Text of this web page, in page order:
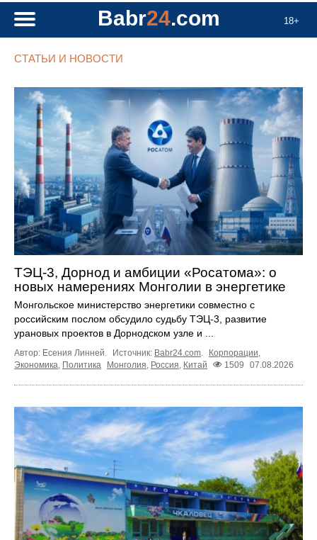
18+
Babr24.com
СТАТЬИ И НОВОСТИ
ТЭЦ-3, Дорнод и амбиции «Росатома»: о
новых намерениях Монголии в энергетике
Монгольское министерство энергетики совместно с
российским послом обсудило судьбу ТЭЦ‑3, развитие
урановых проектов в Дорнодском узле и ...
Автор: Есения Линней. Источник: Babr24.com Корпорации
Экономика Политика Монголия Россия Китай 1509 07.08.2026